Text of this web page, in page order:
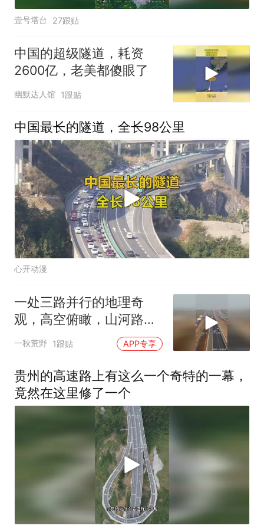
壹号塔台 27跟贴
中国的超级隧道，耗资
2600亿，老美都傻眼了
幽默达人馆 1跟贴
中国最长的隧道，全长98公里
心开动漫
一处三路并行的地理奇
观，高空俯瞰，山河路网
交织场面壮阔无比
一秋荒野 1跟贴 APP专享
贵州的高速路上有这么一个奇特的一幕，
竟然在这里修了一个